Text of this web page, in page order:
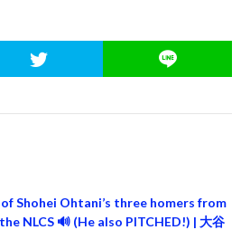
of Shohei Ohtani’s three homers from
NLCS 🔊 (He also PITCHED!) | 大谷